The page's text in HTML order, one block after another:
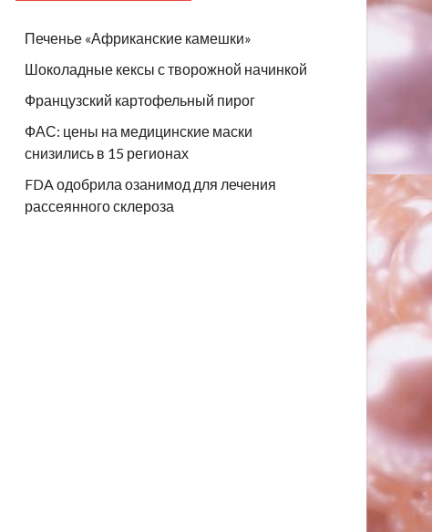
Печенье «Африканские камешки»
Шоколадные кексы с творожной начинкой
Французский картофельный пирог
ФАС: цены на медицинские маски
снизились в 15 регионах
FDA одобрила озанимод для лечения
рассеянного склероза